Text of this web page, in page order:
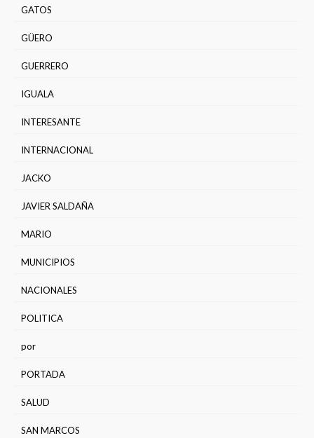
GATOS
GÜERO
GUERRERO
IGUALA
INTERESANTE
INTERNACIONAL
JACKO
JAVIER SALDAÑA
MARIO
MUNICIPIOS
NACIONALES
POLITICA
por
PORTADA
SALUD
SAN MARCOS